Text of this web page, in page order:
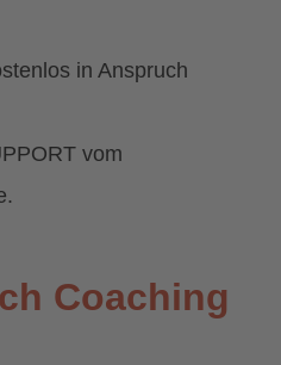
in Anspruch
vom
Coaching